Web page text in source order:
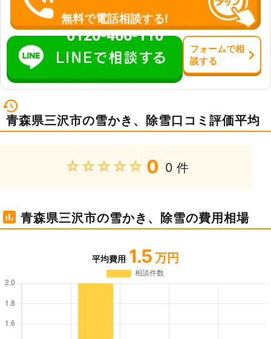
無料で電話相談する!
0120-466-110
フォームで相
談する
青森県三沢市の雪かき、除雪口コミ評価平均
★★★★★ 0 0 件
青森県三沢市の雪かき、除雪の費用相場
平均費用 1.5 万円